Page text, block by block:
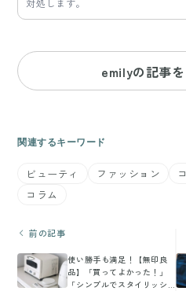
対処します。
emilyの記事
関連するキーワード
ビューティ ファッション
コラム
前の記事
使い勝手も満足！【無印良
品】「買ってよかった！」
「シンプルでスタイリッシ